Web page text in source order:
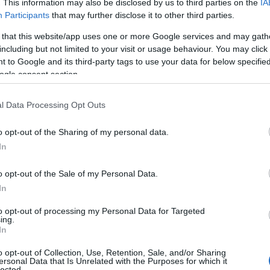
This information may also be disclosed by us to third parties on the
Participants that may further disclose it to other third parties.
that this website/app uses one or more Google services and may
but not limited to your visit or usage behaviour. You may
to Google and its third-party tags to use your data for below
consent section.
Data Processing Opt Outs
opt-out of the Sharing of my personal data.
opt-out of the Sale of my Personal Data.
opt-out of processing my Personal Data for Targeted
opt-out of Collection, Use, Retention, Sale, and/or Sharing
Data that Is Unrelated with the Purposes for which it
ιδρώτας. Οάνθρωποςπρέπει να είναι έντιμος,
σύνολο, το κράτος, τις αρχές, τους νόμους. Ο
και τους λογαριασμούς του. Οι
τα παιδιά τους. Ο πατέρας και η μητέρα πρέπει
λοιπά πάγια έξοδα, χρειάζεται να πηγαίνουν
απαραίτητα. Χρειάζεται να
διασκέδαση. Όσο μπορούν. Α, επίσης πρέπει να
ο κόσμος και έτσι λειτουργεί ο
μας, στον χώρο μας, μπαίνει ο
λεπτή λευκή γραμμή. Τα παπούτσια του
μεταξένιο, μωβ και στον λαιμό λάμπει ο
και λέει το εξής:ρε μάγκες, πώς αντέχετε να
στην ουρά για τα πάντα, αποταμιεύετε κάτι
έχουν έρθει οι
κατάμουτρα και μονολογείς:τελικά αυτοί